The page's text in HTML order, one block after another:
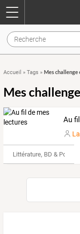
Accueil » Tags » Mes challenge
Mes
Au
Littérature, BD & Poésie